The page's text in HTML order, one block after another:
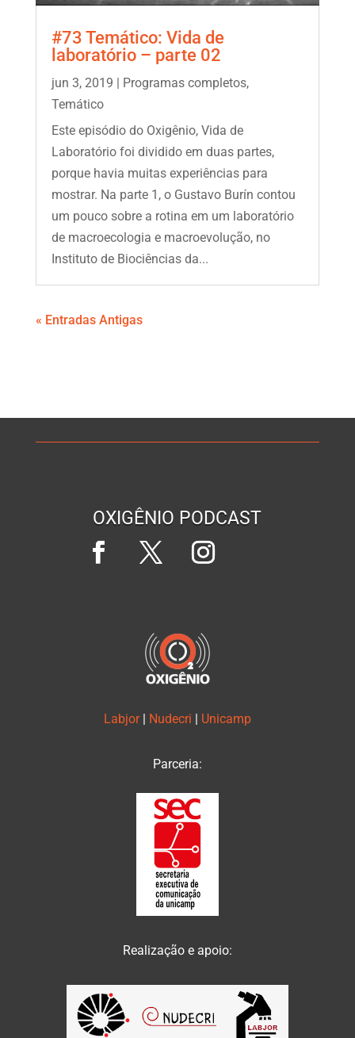
#73 Temático: Vida de
laboratório – parte 02
jun 3, 2019 | Programas completos,
Temático
Este episódio do Oxigênio, Vida de
Laboratório foi dividido em duas partes,
porque havia muitas experiências para
mostrar. Na parte 1, o Gustavo Burín contou
um pouco sobre a rotina em um laboratório
de macroecologia e macroevolução, no
Instituto de Biociências da...
« Entradas Antigas
OXIGÊNIO PODCAST
Labjor | Nudecri | Unicamp
Parceria:
Realização e apoio: